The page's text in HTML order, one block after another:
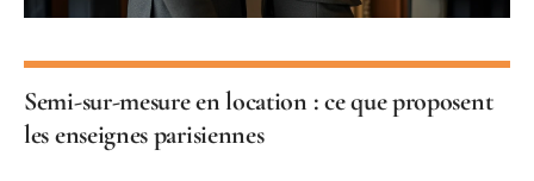
Semi-sur-mesure en location : ce que proposent
les enseignes parisiennes